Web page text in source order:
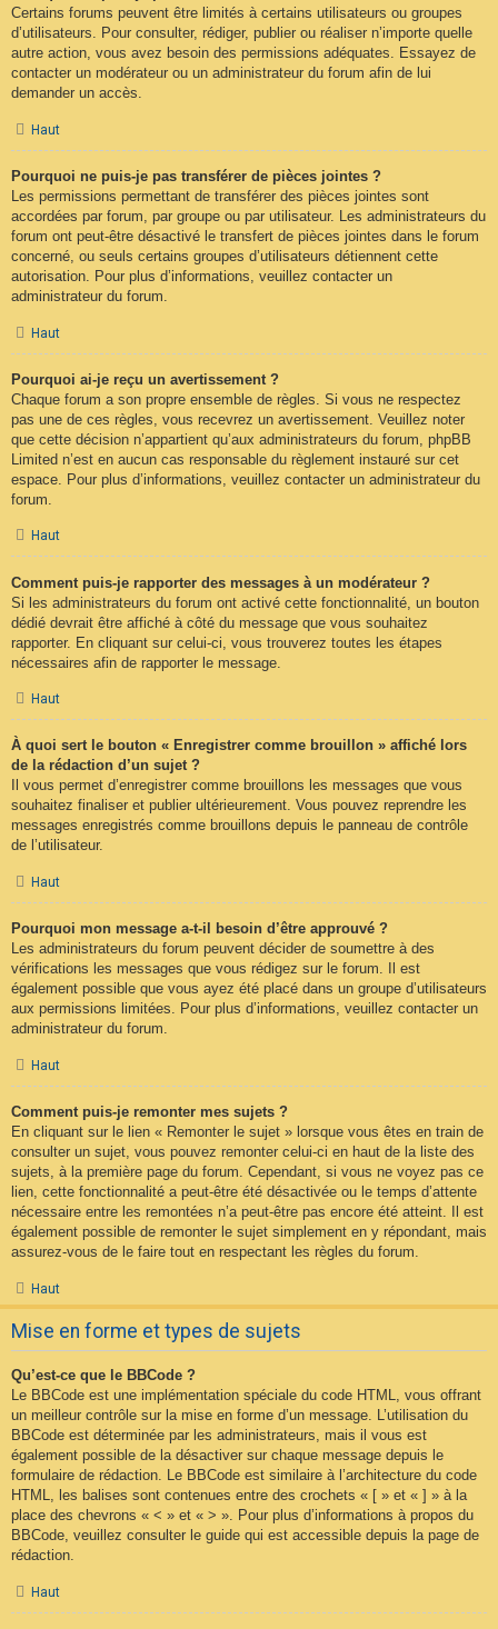
Certains forums peuvent être limités à certains utilisateurs ou groupes
d’utilisateurs. Pour consulter, rédiger, publier ou réaliser n’importe quelle
autre action, vous avez besoin des permissions adéquates. Essayez de
contacter un modérateur ou un administrateur du forum afin de lui
demander un accès.
Haut
Pourquoi ne puis-je pas transférer de pièces jointes ?
Les permissions permettant de transférer des pièces jointes sont
accordées par forum, par groupe ou par utilisateur. Les administrateurs du
forum ont peut-être désactivé le transfert de pièces jointes dans le forum
concerné, ou seuls certains groupes d’utilisateurs détiennent cette
autorisation. Pour plus d’informations, veuillez contacter un
administrateur du forum.
Haut
Pourquoi ai-je reçu un avertissement ?
Chaque forum a son propre ensemble de règles. Si vous ne respectez
pas une de ces règles, vous recevrez un avertissement. Veuillez noter
que cette décision n’appartient qu’aux administrateurs du forum, phpBB
Limited n’est en aucun cas responsable du règlement instauré sur cet
espace. Pour plus d’informations, veuillez contacter un administrateur du
forum.
Haut
Comment puis-je rapporter des messages à un modérateur ?
Si les administrateurs du forum ont activé cette fonctionnalité, un bouton
dédié devrait être affiché à côté du message que vous souhaitez
rapporter. En cliquant sur celui-ci, vous trouverez toutes les étapes
nécessaires afin de rapporter le message.
Haut
À quoi sert le bouton « Enregistrer comme brouillon » affiché lors
de la rédaction d’un sujet ?
Il vous permet d’enregistrer comme brouillons les messages que vous
souhaitez finaliser et publier ultérieurement. Vous pouvez reprendre les
messages enregistrés comme brouillons depuis le panneau de contrôle
de l’utilisateur.
Haut
Pourquoi mon message a-t-il besoin d’être approuvé ?
Les administrateurs du forum peuvent décider de soumettre à des
vérifications les messages que vous rédigez sur le forum. Il est
également possible que vous ayez été placé dans un groupe d’utilisateurs
aux permissions limitées. Pour plus d’informations, veuillez contacter un
administrateur du forum.
Haut
Comment puis-je remonter mes sujets ?
En cliquant sur le lien « Remonter le sujet » lorsque vous êtes en train de
consulter un sujet, vous pouvez remonter celui-ci en haut de la liste des
sujets, à la première page du forum. Cependant, si vous ne voyez pas ce
lien, cette fonctionnalité a peut-être été désactivée ou le temps d’attente
nécessaire entre les remontées n’a peut-être pas encore été atteint. Il est
également possible de remonter le sujet simplement en y répondant, mais
assurez-vous de le faire tout en respectant les règles du forum.
Haut
Mise en forme et types de sujets
Qu’est-ce que le BBCode ?
Le BBCode est une implémentation spéciale du code HTML, vous offrant
un meilleur contrôle sur la mise en forme d’un message. L’utilisation du
BBCode est déterminée par les administrateurs, mais il vous est
également possible de la désactiver sur chaque message depuis le
formulaire de rédaction. Le BBCode est similaire à l’architecture du code
HTML, les balises sont contenues entre des crochets « [ » et « ] » à la
place des chevrons « < » et « > ». Pour plus d’informations à propos du
BBCode, veuillez consulter le guide qui est accessible depuis la page de
rédaction.
Haut